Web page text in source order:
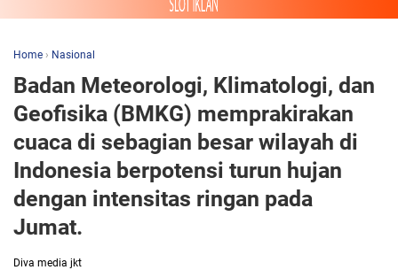
Home › Nasional
Badan Meteorologi, Klimatologi, dan
Geofisika (BMKG) memprakirakan
cuaca di sebagian besar wilayah di
Indonesia berpotensi turun hujan
dengan intensitas ringan pada
Jumat.
Diva media jkt